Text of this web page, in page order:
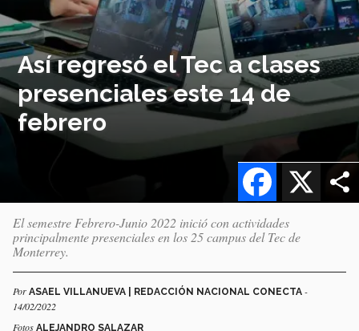
Así regresó el Tec a clases
presenciales este 14 de
febrero
X
Facebook
El semestre Febrero-Junio 2022 inició con actividades
principalmente presenciales en los 25 campus del Tec de
Monterrey.
Por ASAEL VILLANUEVA | REDACCIÓN NACIONAL CONECTA -
14/02/2022
Fotos ALEJANDRO SALAZAR